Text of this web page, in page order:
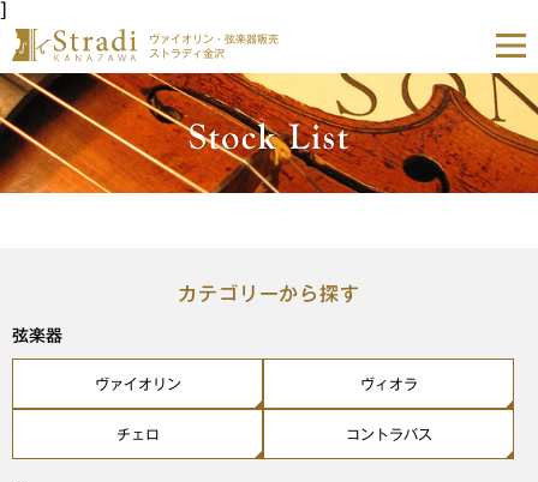
]
ヴァイオリン・弦楽器販売
ストラディ金沢
カテゴリーから探す
弦楽器
ヴァイオリン ヴィオラ
チェロ コントラバス